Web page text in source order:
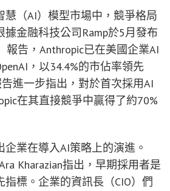
慧（AI）模型市場中，競爭格局
金融科技公司Ramp於5月發布
報告，Anthropic已在美國企業AI
，以34.4%的市佔率領先
告進一步指出，對於首次採用AI
在其直接競爭中贏得了約70%
業在導入AI策略上的演進。
Kharazian指出，早期採用者是
標。企業的資訊長（CIO）們